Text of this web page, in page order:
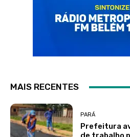
MAIS RECENTES
PARÁ
Prefeitura